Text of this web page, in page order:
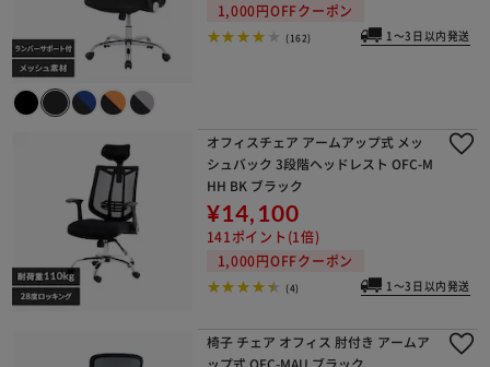
1,000円OFFクーポン
(162) 1～3日以内発送
オフィスチェア アームアップ式 メッ
シュバック 3段階ヘッドレスト OFC-M
HH BK ブラック
¥14,100
141ポイント(1倍)
1,000円OFFクーポン
(4) 1～3日以内発送
椅子 チェア オフィス 肘付き アームア
ップ式 OFC-MAU ブラック